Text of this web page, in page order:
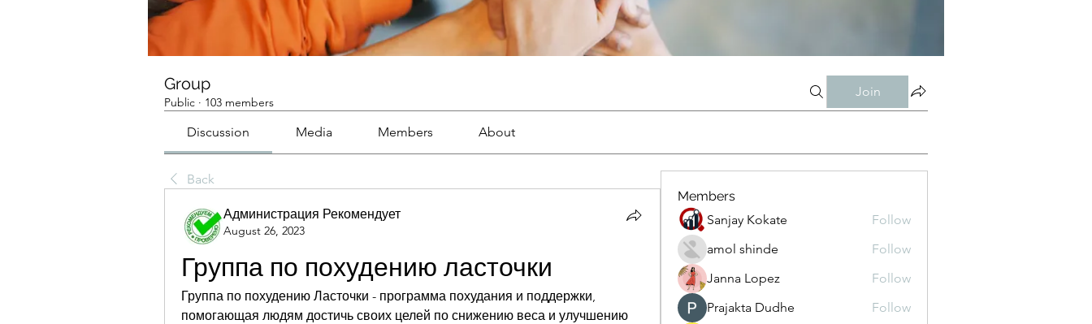
Group
Public · 103 members
Join
Discussion Media Members About
Back
Администрация Рекомендует
August 26, 2023
Группа по похудению ласточки
Группа по похудению Ласточки - программа похудания и поддержки,
помогающая людям достичь своих целей по снижению веса и улучшению
Members
Sanjay Kokate
Follow
amol shinde
Follow
Janna Lopez
Follow
Prajakta Dudhe
Follow